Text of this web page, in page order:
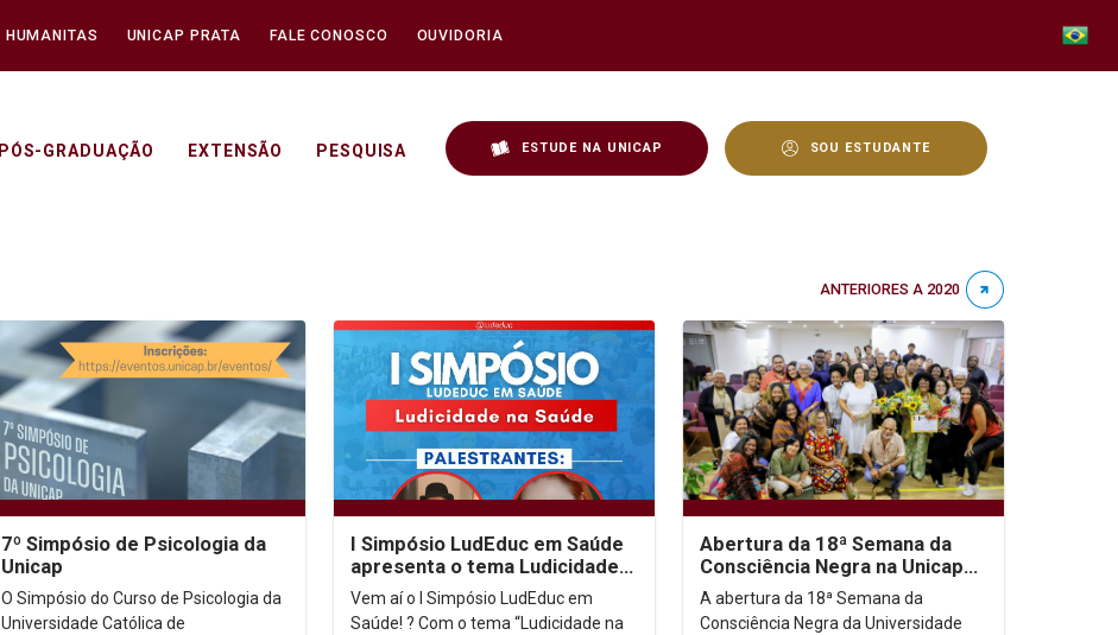
HUMANITAS UNICAP PRATA FALE CONOSCO OUVIDORIA
PÓS-GRADUAÇÃO EXTENSÃO PESQUISA ESTUDE NA UNICAP SOU ESTUDANTE
ANTERIORES A 2020
7º Simpósio de Psicologia da
Unicap
O Simpósio do Curso de Psicologia da
Universidade Católica de
I Simpósio LudEduc em Saúde
apresenta o tema Ludicidade
na Saúde
Vem aí o I Simpósio LudEduc em
Saúde! ? Com o tema “Ludicidade na
Abertura da 18ª Semana da
Consciência Negra na Unicap
destaca urgência do
antirracismo e justiça...
A abertura da 18ª Semana da
Consciência Negra da Universidade